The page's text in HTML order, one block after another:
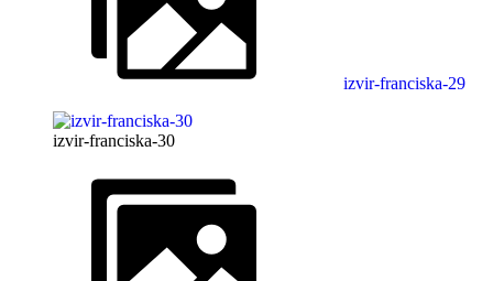
izvir-franciska-29
izvir-franciska-30